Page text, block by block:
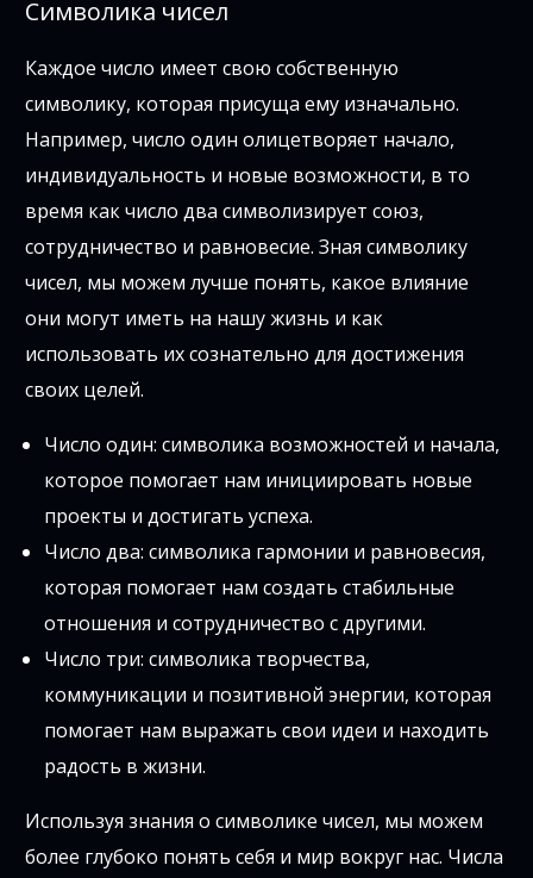
Символика чисел
Каждое число имеет свою собственную
символику, которая присуща ему изначально.
Например, число один олицетворяет начало,
индивидуальность и новые возможности, в то
время как число два символизирует союз,
сотрудничество и равновесие. Зная символику
чисел, мы можем лучше понять, какое влияние
они могут иметь на нашу жизнь и как
использовать их сознательно для достижения
своих целей.
Число один: символика возможностей и начала,
которое помогает нам инициировать новые
проекты и достигать успеха.
Число два: символика гармонии и равновесия,
которая помогает нам создать стабильные
отношения и сотрудничество с другими.
Число три: символика творчества,
коммуникации и позитивной энергии, которая
помогает нам выражать свои идеи и находить
радость в жизни.
Используя знания о символике чисел, мы можем
более глубоко понять себя и мир вокруг нас. Числа